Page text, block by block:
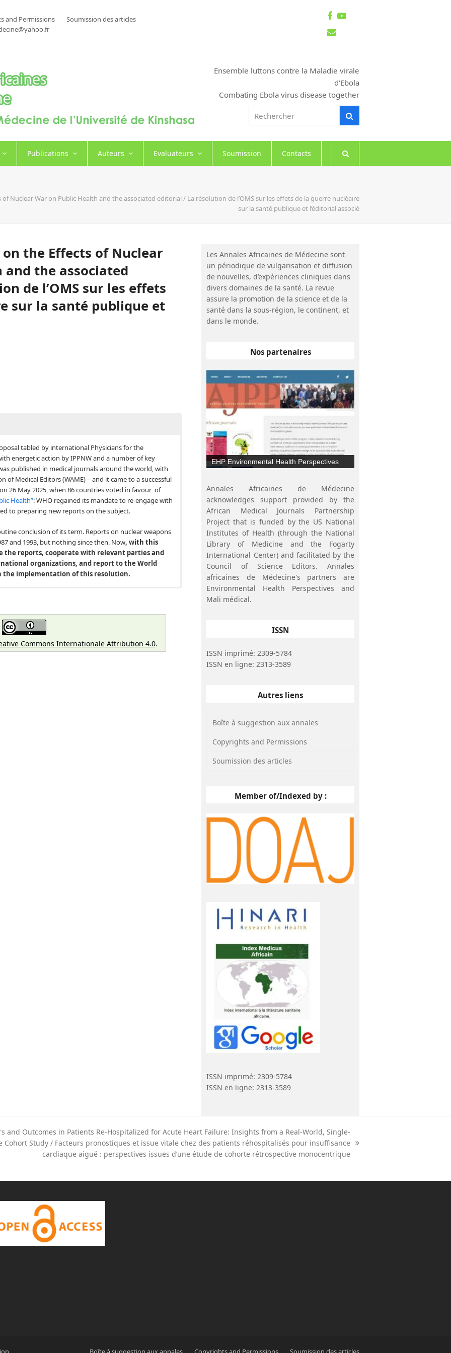
and Permissions
Soumission des articles
Facebook
Youtube
Email
Ensemble luttons contre la Maladie virale
d'Ebola
Combating Ebola virus disease together
Rechercher
Publications Auteurs Evaluateurs Soumission Contacts
Nuclear War on Public Health and the associated editorial / La résolution de l’OMS sur les effets de la guerre nucléaire
sur la santé publique et l’éditorial associé
the Effects of Nuclear
and the associated
de l’OMS sur les effets
sur la santé publique et
tabled by international Physicians for the
energetic action by IPPNW and a number of key
published in medical journals around the world, with
of Medical Editors (WAME) – and it came to a successful
26 May 2025, when 86 countries voted in favour of
Health”: WHO regained its mandate to re-engage with
to preparing new reports on the subject.
conclusion of its term. Reports on nuclear weapons
and 1993, but nothing since then. Now, with this
the reports, cooperate with relevant parties and
organizations, and report to the World
the implementation of this resolution.
de la guerre nucléaire (IPPNW) et grâce à l’action
de pays clés, soutenue par un éditorial publié dans
le soutien officiel de l’Association mondiale des
à une conclusion positive lors de l’Assemblée mondiale
ont voté en faveur du « Pilier 3, 18.1 Effets de la guerre
Commons Internationale Attribution 4.0.
Les Annales Africaines de Médecine sont
un périodique de vulgarisation et diffusion
de nouvelles, d’expériences cliniques dans
divers domaines de la santé. La revue
assure la promotion de la science et de la
santé dans la sous-région, le continent, et
dans le monde.
Nos partenaires
EHP Environmental Health Perspectives
Annales Africaines de Médecine
acknowledges support provided by the
African Medical Journals Partnership
Project that is funded by the US National
Institutes of Health (through the National
Library of Medicine and the Fogarty
International Center) and facilitated by the
Council of Science Editors. Annales
africaines de Médecine's partners are
Environmental Health Perspectives and
Mali médical.
ISSN
ISSN imprimé: 2309-5784
ISSN en ligne: 2313-3589
Autres liens
Boîte à suggestion aux annales
Copyrights and Permissions
Soumission des articles
Member of/Indexed by :
ISSN imprimé: 2309-5784
ISSN en ligne: 2313-3589
and Outcomes in Patients Re-Hospitalized for Acute Heart Failure: Insights from a Real-World, Single-
Cohort Study / Facteurs pronostiques et issue vitale chez des patients réhospitalisés pour insuffisance
cardiaque aiguë : perspectives issues d’une étude de cohorte rétrospective monocentrique